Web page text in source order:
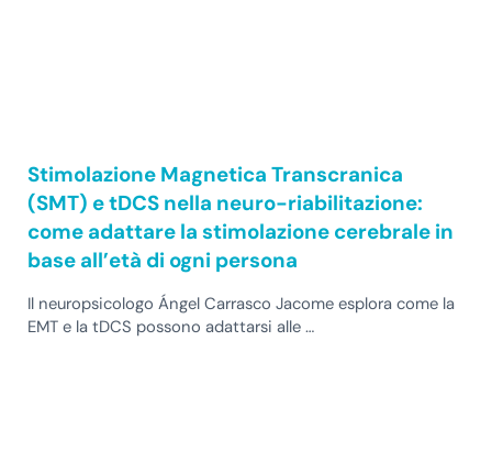
Stimolazione Magnetica Transcranica
(SMT) e tDCS nella neuro-riabilitazione:
come adattare la stimolazione cerebrale in
base all’età di ogni persona
Il neuropsicologo Ángel Carrasco Jacome esplora come la
EMT e la tDCS possono adattarsi alle …